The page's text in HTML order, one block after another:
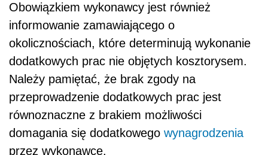
Obowiązkiem wykonawcy jest również
informowanie zamawiającego o
okolicznościach, które determinują wykonanie
dodatkowych prac nie objętych kosztorysem.
Należy pamiętać, że brak zgody na
przeprowadzenie dodatkowych prac jest
równoznaczne z brakiem możliwości
domagania się dodatkowego wynagrodzenia
przez wykonawcę.